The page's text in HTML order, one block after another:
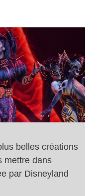
belles créations
mettre dans
par Disneyland